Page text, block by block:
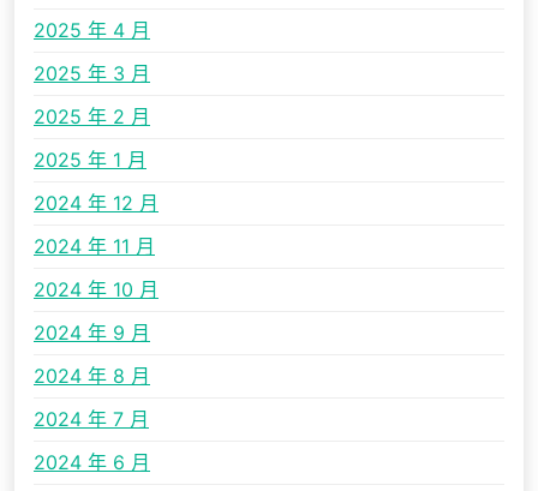
2025 年 4 月
2025 年 3 月
2025 年 2 月
2025 年 1 月
2024 年 12 月
2024 年 11 月
2024 年 10 月
2024 年 9 月
2024 年 8 月
2024 年 7 月
2024 年 6 月